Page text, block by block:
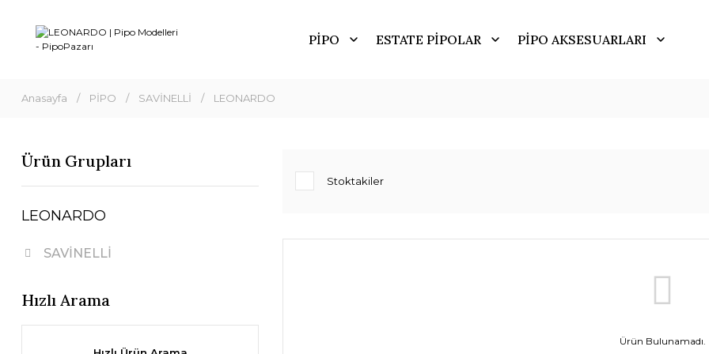
PİPO ESTATE PİPOLAR PİPO AKSESUARLARI
Anasayfa PİPO SAVİNELLİ LEONARDO
Ürün Grupları
LEONARDO
SAVİNELLİ
Hızlı Arama
Stoktakiler
Ürün Bulunamadı.